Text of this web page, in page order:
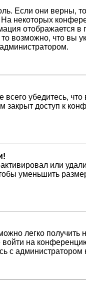
Если они верны,
некоторых
отображается
возможно, что вы
убедитесь,
закрыт доступ к
или
уменьшить
легко
войти на
с